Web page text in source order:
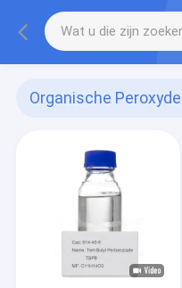
Organische